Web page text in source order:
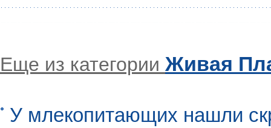
Еще из категории Живая
У млекопитающих нашли